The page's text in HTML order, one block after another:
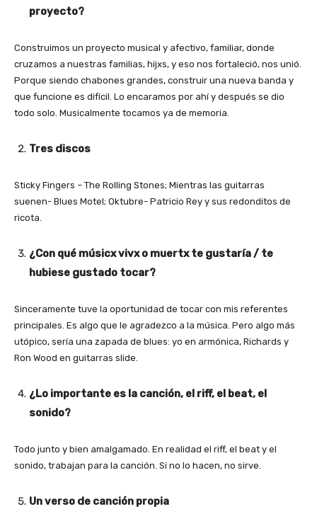
proyecto?
Construimos un proyecto musical y afectivo, familiar, donde
cruzamos a nuestras familias, hijxs, y eso nos fortaleció, nos unió.
Porque siendo chabones grandes, construir una nueva banda y
que funcione es difícil. Lo encaramos por ahí y después se dio
todo solo. Musicalmente tocamos ya de memoria.
Tres discos
Sticky Fingers – The Rolling Stones; Mientras las guitarras
suenen- Blues Motel; Oktubre- Patricio Rey y sus redonditos de
ricota.
¿Con qué músicx vivx o muertx te gustaría / te
hubiese gustado tocar?
Sinceramente tuve la oportunidad de tocar con mis referentes
principales. Es algo que le agradezco a la música. Pero algo más
utópico, sería una zapada de blues: yo en armónica, Richards y
Ron Wood en guitarras slide.
¿Lo importante es la canción, el riff, el beat, el
sonido?
Todo junto y bien amalgamado. En realidad el riff, el beat y el
sonido, trabajan para la canción. Si no lo hacen, no sirve.
Un verso de canción propia